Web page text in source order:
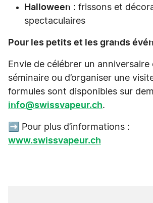
Halloween : frissons et
spectaculaires
Pour les petits et les grands
Envie de célébrer un anniversaire
séminaire ou d’organiser une
formules sont disponibles sur
info@swissvapeur.ch.
➡️ Pour plus d’informations :
www.swissvapeur.ch